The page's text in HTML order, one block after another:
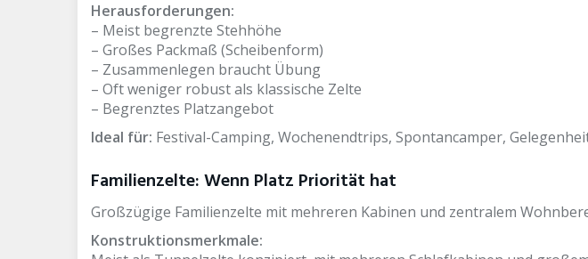
Herausforderungen:
– Meist begrenzte Stehhöhe
– Großes Packmaß (Scheibenform)
– Zusammenlegen braucht Übung
– Oft weniger robust als klassische Zelte
– Begrenztes Platzangebot
Ideal für: Festival-Camping, Wochenendtrips, Spontancamper,
Familienzelte: Wenn Platz Priorität hat
Großzügige Familienzelte mit mehreren Kabinen und zentralem
Konstruktionsmerkmale: